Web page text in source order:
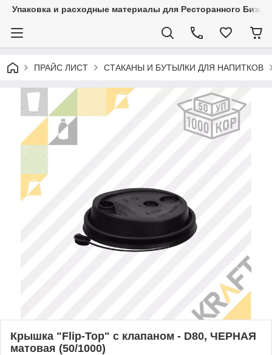
Упаковка и расходные материалы для Ресторанного
ПРАЙС ЛИСТ СТАКАНЫ И БУТЫЛКИ ДЛЯ НАПИТКОВ
Крышка "Flip-Top" с клапаном - D80, ЧЕРНАЯ
матовая (50/1000)